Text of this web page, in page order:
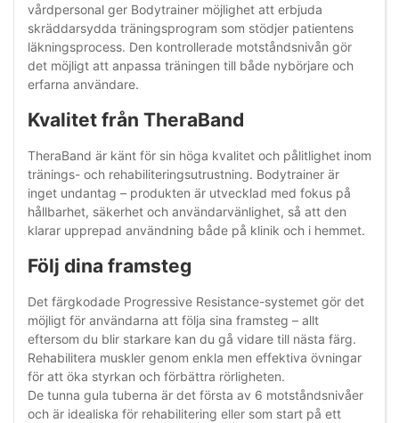
vårdpersonal ger Bodytrainer möjlighet att erbjuda
skräddarsydda träningsprogram som stödjer patientens
läkningsprocess. Den kontrollerade motståndsnivån gör
det möjligt att anpassa träningen till både nybörjare och
erfarna användare.
Kvalitet från TheraBand
TheraBand är känt för sin höga kvalitet och pålitlighet inom
tränings- och rehabiliteringsutrustning. Bodytrainer är
inget undantag – produkten är utvecklad med fokus på
hållbarhet, säkerhet och användarvänlighet, så att den
klarar upprepad användning både på klinik och i hemmet.
Följ dina framsteg
Det färgkodade Progressive Resistance-systemet gör det
möjligt för användarna att följa sina framsteg – allt
eftersom du blir starkare kan du gå vidare till nästa färg.
Rehabilitera muskler genom enkla men effektiva övningar
för att öka styrkan och förbättra rörligheten.
De tunna gula tuberna är det första av 6 motståndsnivåer
och är idealiska för rehabilitering eller som start på ett